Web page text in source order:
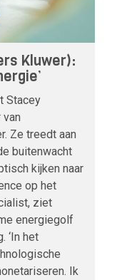
Kluwer):
Stacey
Ze treedt aan
buitenwacht
kijken naar
op het
ziet
energiegolf
‘In het
Ik